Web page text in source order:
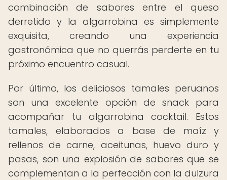
combinación de sabores entre el queso
derretido y la algarrobina es simplemente
exquisita, creando una experiencia
gastronómica que no querrás perderte en tu
próximo encuentro casual.
Por último, los deliciosos tamales peruanos
son una excelente opción de snack para
acompañar tu algarrobina cocktail. Estos
tamales, elaborados a base de maíz y
rellenos de carne, aceitunas, huevo duro y
pasas, son una explosión de sabores que se
complementan a la perfección con la dulzura